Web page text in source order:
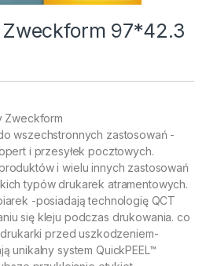
97*42.3
Zweckform
wszechstronnych zastosowań -
i przesyłek pocztowych.
i wielu innych zastosowań
typów drukarek atramentowych.
-posiadają technologię QCT
się kleju podczas drukowania. co
przed uszkodzeniem-
unikalny system QuickPEEL™